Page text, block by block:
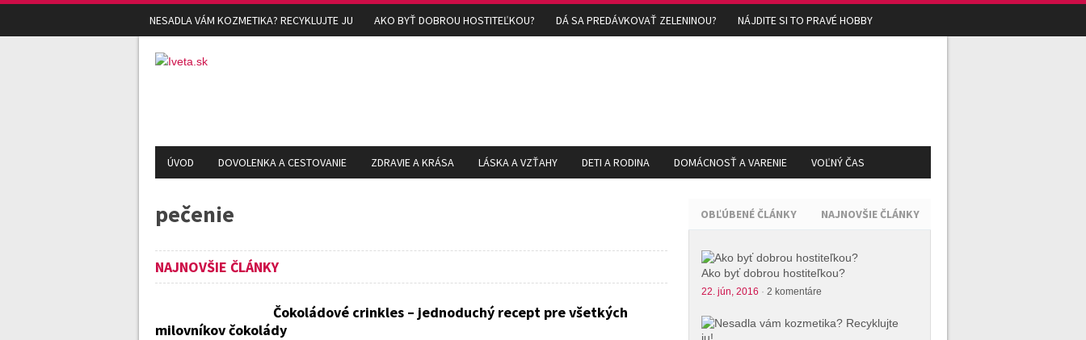
NESADLA VÁM KOZMETIKA? RECYKLUJTE JU AKO BYŤ DOBROU HOSTITEĽKOU? DÁ SA PREDÁVKOVAŤ ZELENINOU? NÁJDITE SI TO PRAVÉ HOBBY
ÚVOD DOVOLENKA A CESTOVANIE ZDRAVIE A KRÁSA LÁSKA A VZŤAHY DETI A RODINA DOMÁCNOSŤ A VARENIE VOĽNÝ ČAS
pečenie
NAJNOVŠIE ČLÁNKY
Čokoládové crinkles – jednoduchý recept pre všetkých
milovníkov čokolády
OBĽÚBENÉ ČLÁNKY NAJNOVŠIE ČLÁNKY
Ako byť dobrou hostiteľkou?
22. jún, 2016 · 2 komentáre